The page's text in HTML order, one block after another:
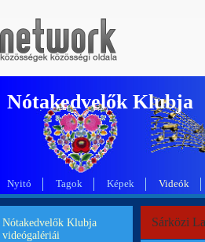
Nótakedvelők Klubja
Nyitó Tagok Képek Videók
Nótakedvelők Klubja
videógalériái
Sárközi